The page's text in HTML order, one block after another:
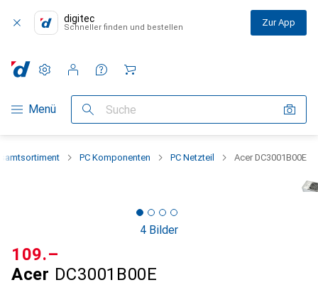
digitec
Schneller finden und bestellen Zur App
Navigation nach Kategorien
Menü Suche
Einstellungen
Kundenkonto
Vergleichslisten
Merklisten
Warenkorb
PC Komponenten PC Netzteil Acer DC3001B00E
4 Bilder
Acer DC3001B00E
CHF
109.–